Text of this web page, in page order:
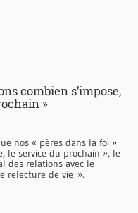
combien s’impose,
»
nos « pères dans la foi »
le service du prochain », le
des relations avec le
relecture de vie ».